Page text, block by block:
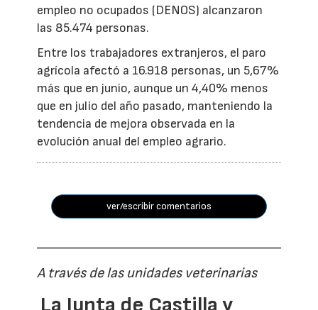
empleo no ocupados (DENOS) alcanzaron
las 85.474 personas.
Entre los trabajadores extranjeros, el paro
agrícola afectó a 16.918 personas, un 5,67%
más que en junio, aunque un 4,40% menos
que en julio del año pasado, manteniendo la
tendencia de mejora observada en la
evolución anual del empleo agrario.
ver/escribir comentarios
A través de las unidades veterinarias
La Junta de Castilla y